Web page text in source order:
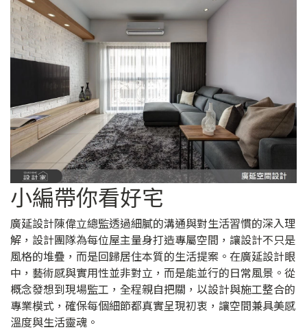
小編帶你看好宅
廣延設計陳偉立總監透過細膩的溝通與對生活習慣的深入理
解，設計團隊為每位屋主量身打造專屬空間，讓設計不只是
風格的堆疊，而是回歸居住本質的生活提案。在廣延設計眼
中，藝術感與實用性並非對立，而是能並行的日常風景。從
概念發想到現場監工，全程親自把關，以設計與施工整合的
專業模式，確保每個細節都真實呈現初衷，讓空間兼具美感
溫度與生活靈魂。